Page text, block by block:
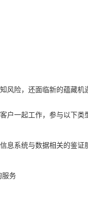
风险，还面临新的蕴藏
户一起工作，参与以下类
息系统与数据相关的鉴证
服务